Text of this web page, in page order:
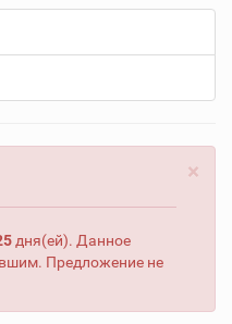
×
дня(ей). Данное
Предложение не